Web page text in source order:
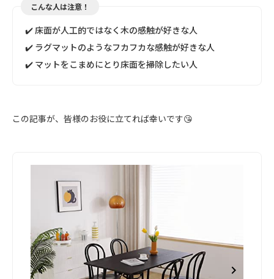
こんな人は注意！
✔️ 床面が人工的ではなく木の感触が好きな人
✔️ ラグマットのようなフカフカな感触が好きな人
✔️ マットをこまめにとり床面を掃除したい人
この記事が、皆様のお役に立てれば幸いです😘